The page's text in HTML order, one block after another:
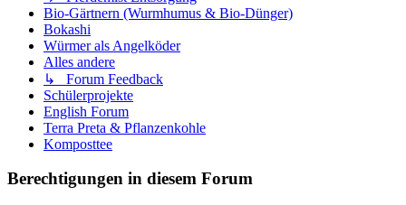
Bio-Gärtnern (Wurmhumus & Bio-Dünger)
Bokashi
Würmer als Angelköder
Alles andere
↳ Forum Feedback
Schülerprojekte
English Forum
Terra Preta & Pflanzenkohle
Komposttee
Berechtigungen in diesem Forum